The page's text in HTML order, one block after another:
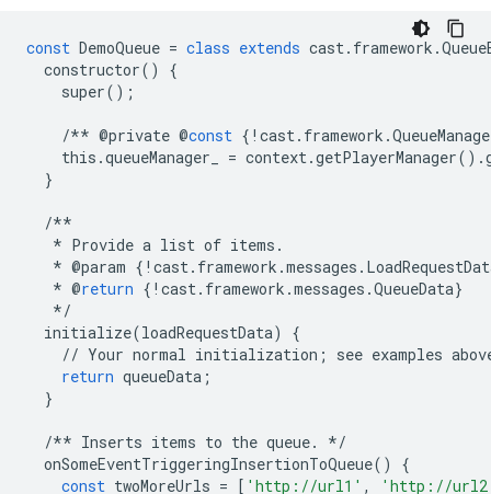
const DemoQueue = class extends cast. framework .
constructor()
{
super();
/** @private @const { ! cast. framework .
this .queueManager_ = context.getPlayerManager() .
}
/**
* Provide a list of items .
* @param { ! cast. framework .messages .
* @return { ! cast. framework .messages .QueueData}
*/
initialize(loadRequestData)
{
// Your normal initialization ; see examples
return queueData ;
}
/** Inserts items to the queue.
*/
onSomeEventTriggeringInsertionToQueue()
{
const twoMoreUrls = [ 'http://url1' , 'http://